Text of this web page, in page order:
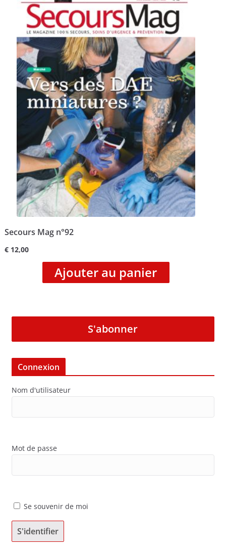
Secours Mag n°92
€12,00
Ajouter au panier
S'abonner
Connexion
Nom d'utilisateur
Mot de passe
Se souvenir de moi